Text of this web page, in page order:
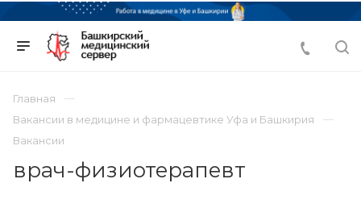
Главная
Вакансии в медицине и фармацевтике Уфа и Башкирия
Вакансии
врач-физиотерапевт